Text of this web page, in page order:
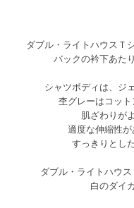
ダブル・ライトハウスＴ
バックの衿下あた
シャツボディは、ジ
杢グレーはコット
肌ざわりが
適度な伸縮性
すっきりとし
ダブル・ライトハウ
白のダイ